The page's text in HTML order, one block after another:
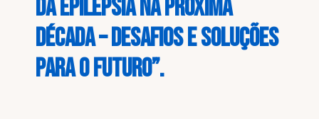
da Epilepsia na próxima
década – Desafios e Soluções
para o Futuro”.